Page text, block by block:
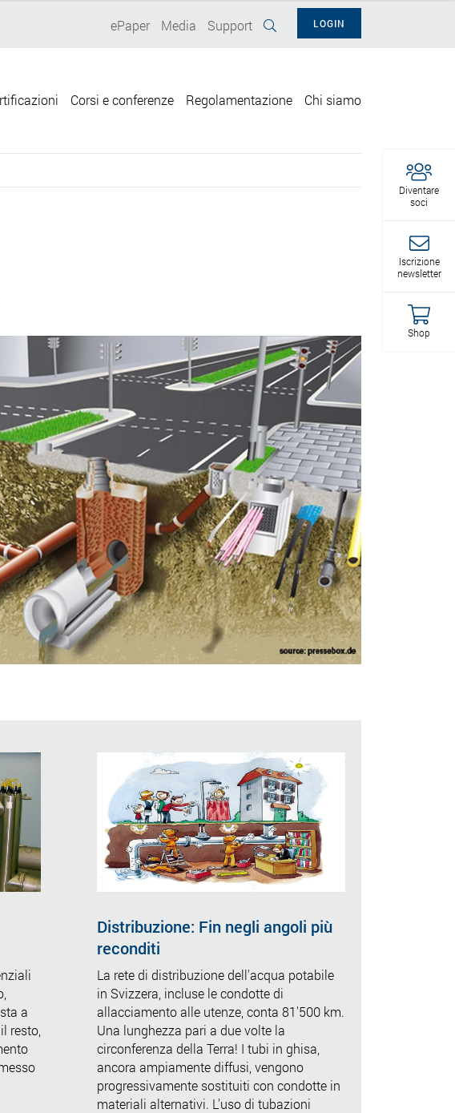
Diventare
soci
Iscrizione
newsletter
Shop
LOGIN
ePaper Media Support
Corsi e conferenze Regolamentazione Chi siamo
a
resto,
Distribuzione: Fin negli angoli più
reconditi
La rete di distribuzione dell'acqua potabile
in Svizzera, incluse le condotte di
allacciamento alle utenze, conta 81'500 km.
Una lunghezza pari a due volte la
circonferenza della Terra! I tubi in ghisa,
ancora ampiamente diffusi, vengono
progressivamente sostituiti con condotte in
materiali alternativi. L'uso di tubazioni